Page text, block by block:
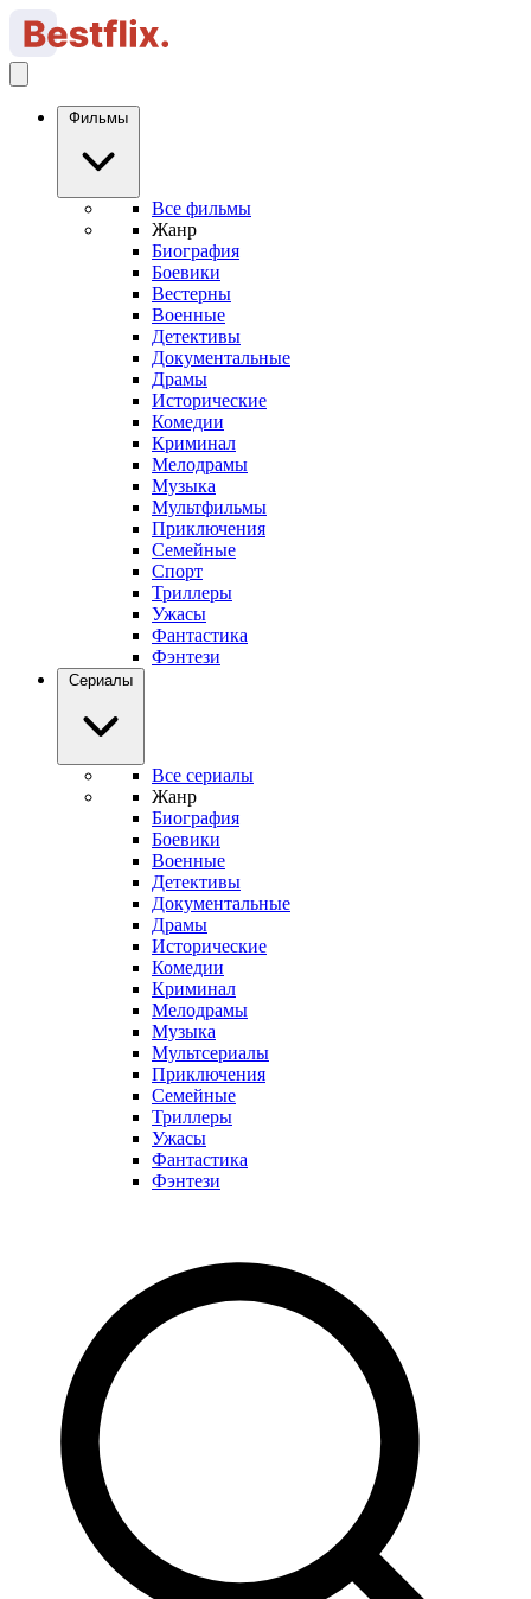
Фильмы
Все фильмы
Жанр
Биография
Боевики
Вестерны
Военные
Детективы
Документальные
Драмы
Исторические
Комедии
Криминал
Мелодрамы
Музыка
Мультфильмы
Приключения
Семейные
Спорт
Триллеры
Ужасы
Фантастика
Фэнтези
Сериалы
Все сериалы
Жанр
Биография
Боевики
Военные
Детективы
Документальные
Драмы
Исторические
Комедии
Криминал
Мелодрамы
Музыка
Мультсериалы
Приключения
Семейные
Триллеры
Ужасы
Фантастика
Фэнтези